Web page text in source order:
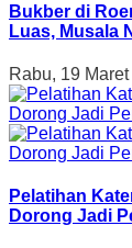
Bukber di
Luas, Musala
Rabu, 19
Pelatihan
Dorong Jadi